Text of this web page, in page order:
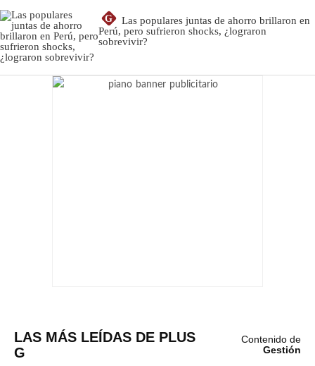
G
Las populares juntas de ahorro brillaron en
Perú, pero sufrieron shocks, ¿lograron
sobrevivir?
LAS MÁS LEÍDAS DE PLUS
G
Contenido de
Gestión